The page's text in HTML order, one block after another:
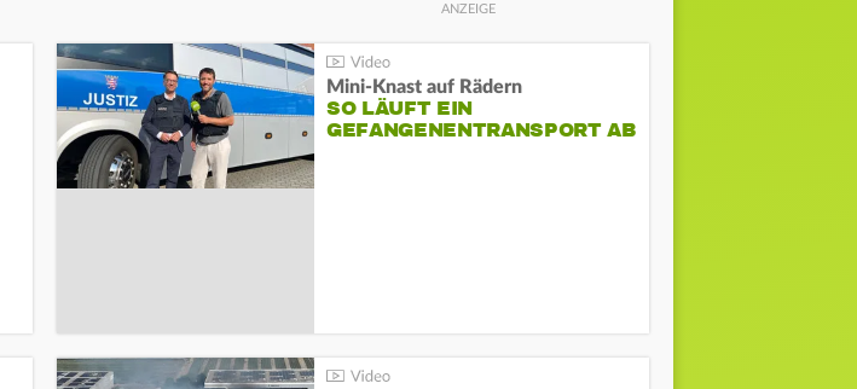
Mini-Knast auf Rädern
SO LÄUFT EIN
GEFANGENENTRANSPORT AB